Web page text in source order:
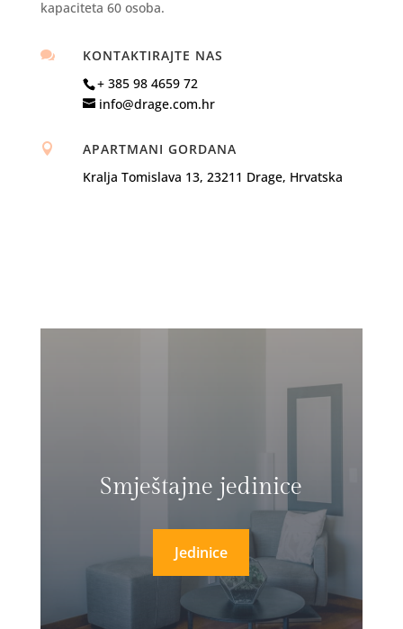
kapaciteta 60 osoba.

KONTAKTIRAJTE NAS
+ 385 98 4659 72
info@drage.com.hr

APARTMANI GORDANA
Kralja Tomislava 13, 23211 Drage, Hrvatska
Smještajne jedinice
Jedinice